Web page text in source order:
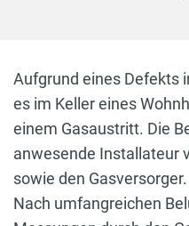
Aufgrund eines Defekts
es im Keller eines
einem Gasaustritt. Die
anwesende Installateur
sowie den Gasversorger.
Nach umfangreichen